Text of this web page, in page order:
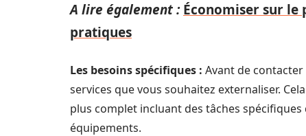
A lire également : Économiser sur le
pratiques
Les besoins spécifiques : Avant de
services que vous souhaitez externaliser.
plus complet incluant des tâches
équipements.